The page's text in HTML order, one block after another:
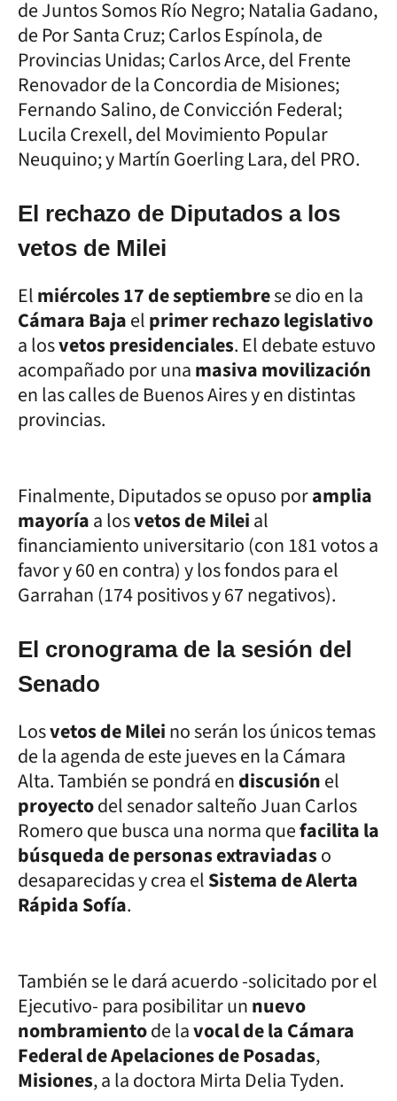
de Juntos Somos Río Negro; Natalia Gadano,
de Por Santa Cruz; Carlos Espínola, de
Provincias Unidas; Carlos Arce, del Frente
Renovador de la Concordia de Misiones;
Fernando Salino, de Convicción Federal;
Lucila Crexell, del Movimiento Popular
Neuquino; y Martín Goerling Lara, del PRO.
El rechazo de Diputados a los
vetos de Milei
Elmiércoles 17 de septiembrese dio en la
Cámara Bajaelprimer rechazo legislativo
a losvetos presidenciales. El debate estuvo
acompañado por unamasiva movilización
en las calles de Buenos Aires y en distintas
provincias.
Finalmente, Diputados se opuso poramplia
mayoríaa losvetos de Mileial
financiamiento universitario (con 181 votos a
favor y 60 en contra) y los fondos para el
Garrahan (174 positivos y 67 negativos).
El cronograma de la sesión del
Senado
Losvetos de Mileino serán los únicos temas
de la agenda de este jueves en la Cámara
Alta. También se pondrá endiscusiónel
proyectodel senador salteño Juan Carlos
Romero que busca una norma quefacilita la
búsqueda de personas extraviadaso
desaparecidas y crea elSistema de Alerta
Rápida Sofía.
También se le dará acuerdo -solicitado por el
Ejecutivo- para posibilitar unnuevo
nombramientode lavocal de la Cámara
Federal de Apelaciones de Posadas,
Misiones, a la doctora Mirta Delia Tyden.